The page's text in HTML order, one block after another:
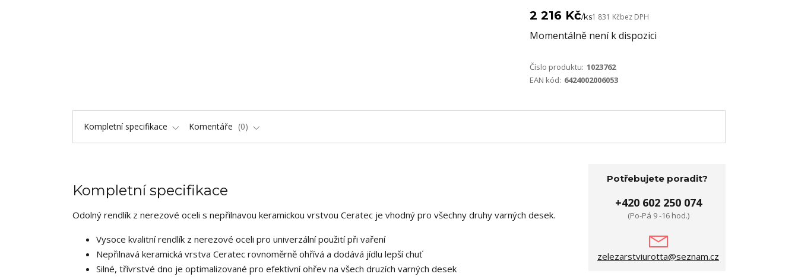
2 216 Kč/ks1 831 Kčbez DPH
Momentálně není k dispozici
Číslo produktu: 1023762
EAN kód: 6424002006053
Kompletní specifikace Komentáře 0
Kompletní specifikace
Odolný rendlík z nerezové oceli s nepřilnavou keramickou vrstvou Ceratec je vhodný pro všechny druhy varných desek.
Vysoce kvalitní rendlík z nerezové oceli pro univerzální použití při vaření
Nepřilnavá keramická vrstva Ceratec rovnoměrně ohřívá a dodává jídlu lepší chuť
Silné, třívrstvé dno je optimalizované pro efektivní ohřev na všech druzích varných desek
Potřebujete poradit?
+420 602 250 074
(Po-Pá 9 -16 hod.)
zelezarstviurotta@seznam.cz